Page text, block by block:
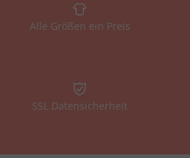
Alle Größen ein Preis
SSL Datensicherheit